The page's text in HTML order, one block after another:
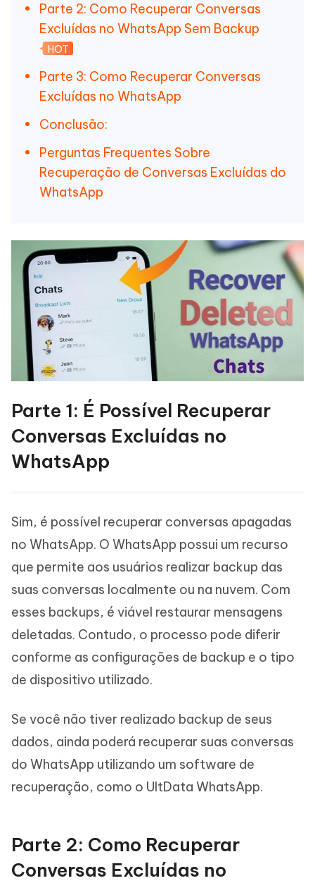
Parte 2: Como Recuperar Conversas
Excluídas no WhatsApp Sem Backup
HOT
Parte 3: Como Recuperar Conversas
Excluídas no WhatsApp
Conclusão:
Perguntas Frequentes Sobre
Recuperação de Conversas Excluídas do
WhatsApp
Parte 1: É Possível Recuperar
Conversas Excluídas no
WhatsApp
Sim, é possível recuperar conversas apagadas
no WhatsApp. O WhatsApp possui um recurso
que permite aos usuários realizar backup das
suas conversas localmente ou na nuvem. Com
esses backups, é viável restaurar mensagens
deletadas. Contudo, o processo pode diferir
conforme as configurações de backup e o tipo
de dispositivo utilizado.
Se você não tiver realizado backup de seus
dados, ainda poderá recuperar suas conversas
do WhatsApp utilizando um software de
recuperação, como o UltData WhatsApp.
Parte 2: Como Recuperar
Conversas Excluídas no